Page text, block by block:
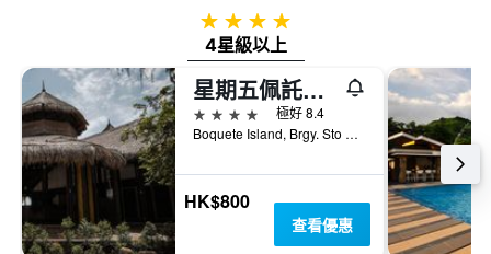
4星級
4星級以上
星期五佩託加勒拉度假村
4星級
極好 8.4
Boquete Island, Brgy. Sto Niño, 格尼拉港, 菲律賓
HK$800
查看優惠